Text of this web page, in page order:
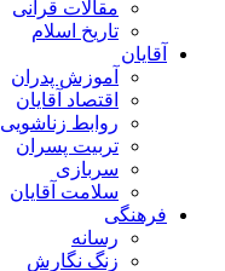
مقالات قرآنی
تاریخ اسلام
آقایان
آموزش پدران
اقتصاد آقایان
روابط زناشویی
تربیت پسران
سربازی
سلامت آقایان
فرهنگی
رسانه
زنگ نگارش